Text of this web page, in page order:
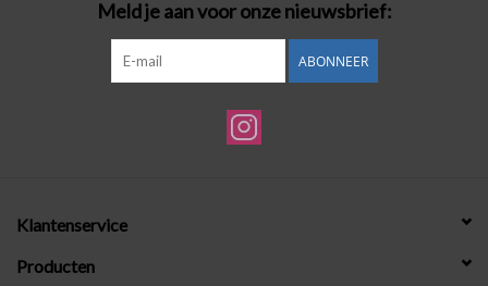
Meld je aan voor onze nieuwsbrief:
ABONNEER
Klantenservice
Producten